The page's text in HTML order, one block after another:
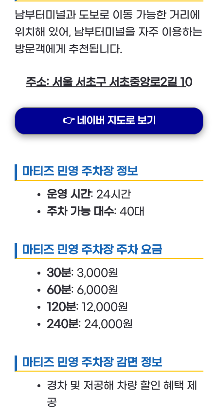
남부터미널과 도보로 이동 가능한 거리에
위치해 있어, 남부터미널을 자주 이용하는
방문객에게 추천됩니다.
주소: 서울 서초구 서초중앙로2길 10
👉 네이버 지도로 보기
마티즈 민영 주차장 정보
운영 시간: 24시간
주차 가능 대수: 40대
마티즈 민영 주차장 주차 요금
30분: 3,000원
60분: 6,000원
120분: 12,000원
240분: 24,000원
마티즈 민영 주차장 감면 정보
경차 및 저공해 차량 할인 혜택 제
공